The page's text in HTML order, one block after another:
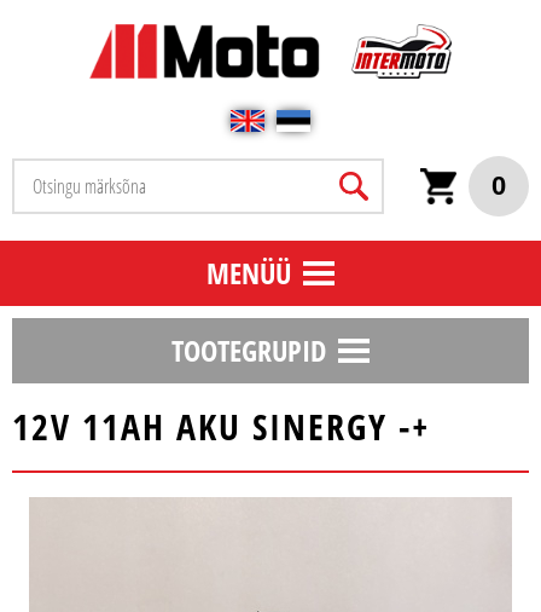
0
MENÜÜ
TOOTEGRUPID
12V 11AH AKU SINERGY -+